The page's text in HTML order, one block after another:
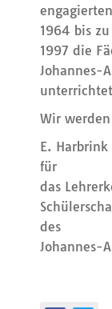
1964 bis
1997 die
Johannes-
Wir
E. Harbrink
für
das
des
Johannes-